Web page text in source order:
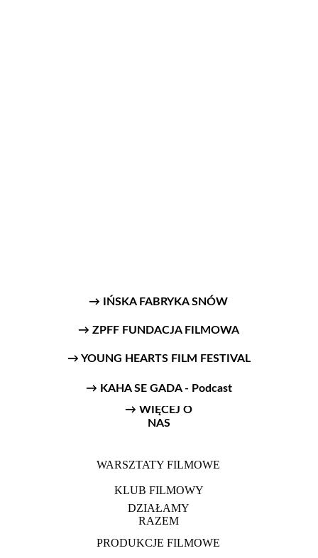
→ IŃSKA FABRYKA SNÓW
→ ZPFF FUNDACJA FILMOWA
→ YOUNG HEARTS FILM FESTIVAL
→ WIĘCEJ O
NAS
WARSZTATY FILMOWE
KLUB FILMOWY
DZIAŁAMY
RAZEM
PRODUKCJE FILMOWE
→ KAHA SE GADA - Podcast